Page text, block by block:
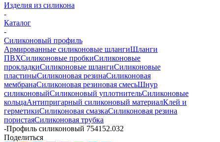
Изделия из силикона
-
Каталог
-
Силиконовый профиль
Армированные силиконовые шлангиШланги
ПВХСиликоновые пробкиСиликоновые
прокладкиСиликоновые шлангиСиликоновые
пластиныСиликоновая резинаСиликоновая
мембранаСиликоновая резиновая смесьШнур
силиконовыйСиликоновый уплотнительСиликоновые
кольцаАнтипригарный силиконовый материалКлей и
герметикиСиликоновая смазкаСиликоновая резина
пористаяСиликоновая трубка
-Профиль силиконовый 754152.032
Поделиться